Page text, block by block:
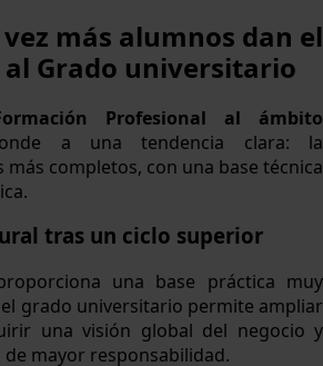
más alumnos dan el
al Grado universitario
Profesional al ámbito
a una tendencia clara: la
más completos, con una base técnica
tras un ciclo superior
una base práctica muy
grado universitario permite ampliar
una visión global del negocio y
de mayor responsabilidad.